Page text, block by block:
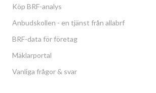
Köp BRF-analys
Anbudskollen - en tjänst från allabrf
BRF-data för företag
Mäklarportal
Vanliga frågor & svar